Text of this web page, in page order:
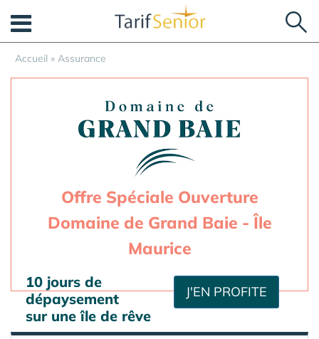
Accueil » Assurance
Offre Spéciale Ouverture
Domaine de Grand Baie - Île
Maurice
J'EN PROFITE
10 jours de
dépaysement
sur une île de rêve
Panneau de gestion des cookies